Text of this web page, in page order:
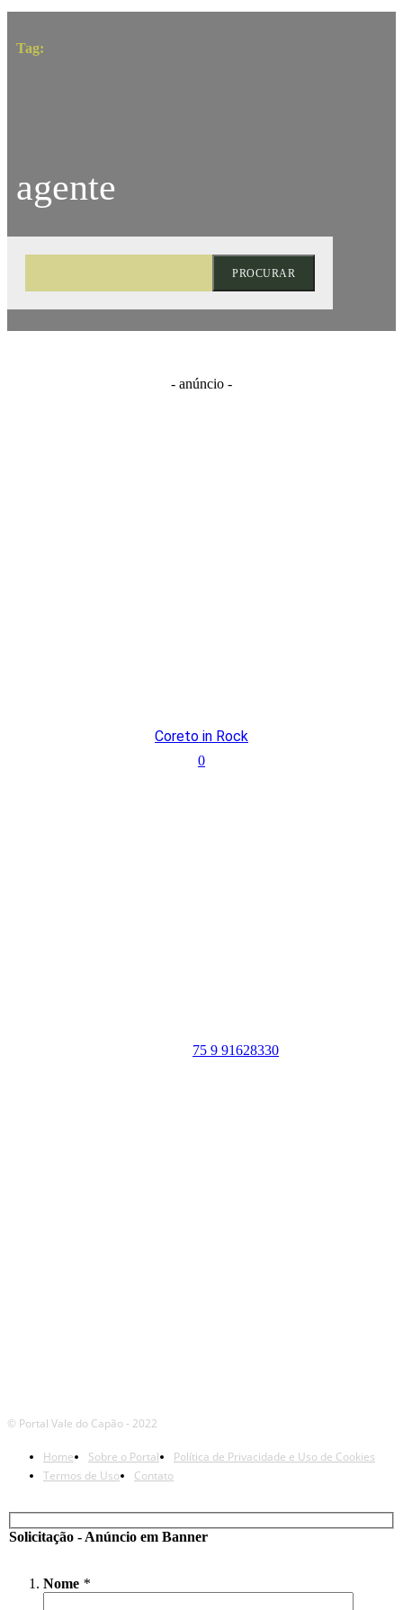
agente
PROCURAR
Tag:
- anúncio -
Coreto in Rock
0
75 9 91628330
© Portal Vale do Capão - 2022
Home Sobre o Portal
Política de Privacidade e Uso de Cookies
Termos de Uso
Contato
Solicitação - Anúncio em Banner
Nome *